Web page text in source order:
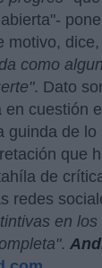
motivo, dice,
como
. Dato
cuestión
guinda de
que
de
redes
en
.